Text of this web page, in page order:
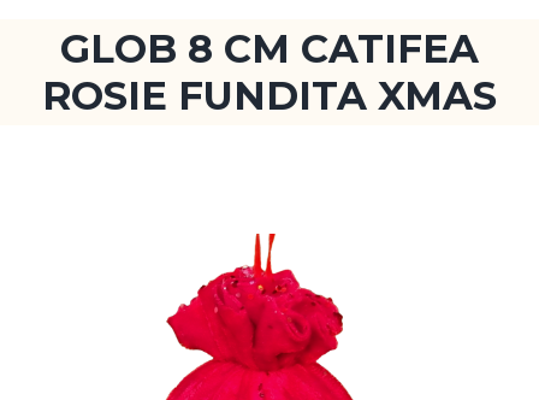
GLOB 8 CM CATIFEA
ROSIE FUNDITA XMAS